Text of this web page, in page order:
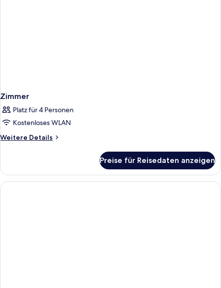
Zimmer
Platz für 4 Personen
Kostenloses WLAN
Weitere Details
Weitere
Preise für Reisedaten anzeigen